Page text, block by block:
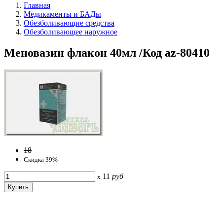
Главная
Медикаменты и БАДы
Обезболивающие средства
Обезболивающее наружное
Меновазин флакон 40мл /Код az-80410
18
Скидка 39%
x 11 руб